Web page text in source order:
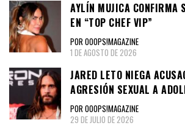
AYLÍN MUJICA CONFIRMA
EN “TOP CHEF VIP”
POR OOOPS!MAGAZINE
1 DE AGOSTO DE 2026
JARED LETO NIEGA
AGRESIÓN SEXUAL A
POR OOOPS!MAGAZINE
29 DE JULIO DE 2026